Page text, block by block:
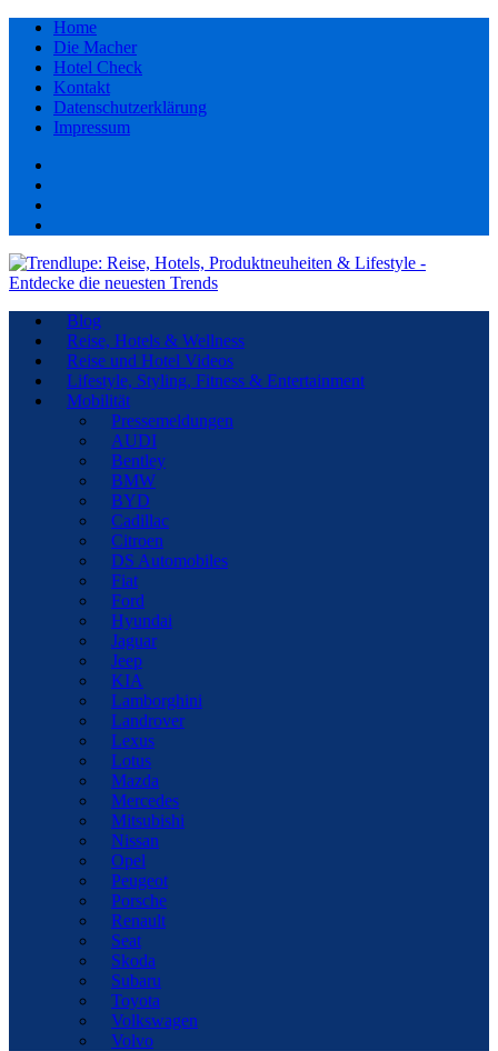
Home
Die Macher
Hotel Check
Kontakt
Datenschutzerklärung
Impressum
Blog
Reise, Hotels & Wellness
Reise und Hotel Videos
Lifestyle, Styling, Fitness & Entertainment
Mobilität
Pressemeldungen
AUDI
Bentley
BMW
BYD
Cadillac
Citroen
DS Automobiles
Fiat
Ford
Hyundai
Jaguar
Jeep
KIA
Lamborghini
Landrover
Lexus
Lotus
Mazda
Mercedes
Mitsubishi
Nissan
Opel
Peugeot
Porsche
Renault
Seat
Skoda
Subaru
Toyota
Volkswagen
Volvo